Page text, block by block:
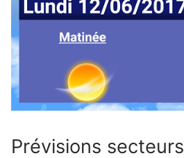
Prévisions secteurs